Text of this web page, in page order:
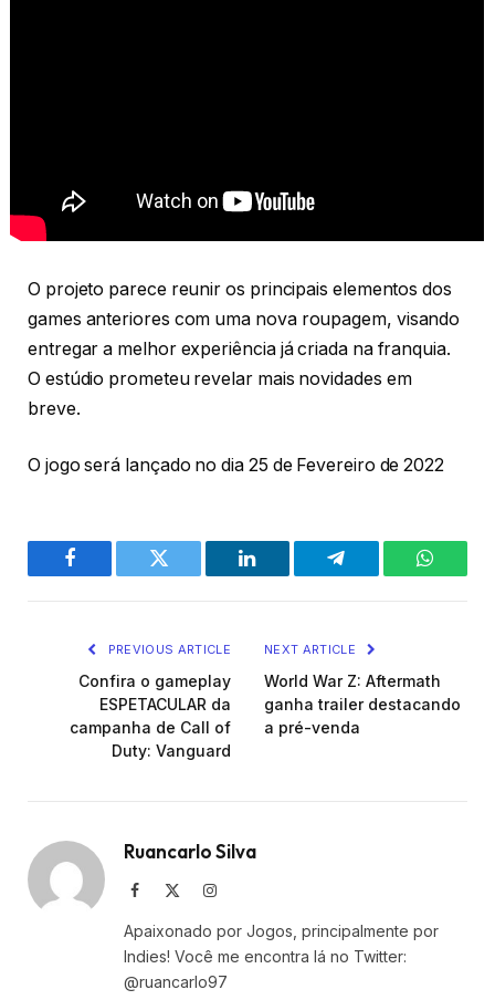
O projeto parece reunir os principais elementos dos
games anteriores com uma nova roupagem, visando
entregar a melhor experiência já criada na franquia.
O estúdio prometeu revelar mais novidades em
breve.
O jogo será lançado no dia 25 de Fevereiro de 2022
Facebook Twitter LinkedIn Telegram
PREVIOUS ARTICLE
Confira o gameplay
ESPETACULAR da
campanha de Call of
Duty: Vanguard
NEXT ARTICLE
World War Z: Aftermath
ganha trailer destacando
a pré-venda
Ruancarlo Silva
Facebook Instagram
Apaixonado por Jogos, principalmente por
Indies! Você me encontra lá no Twitter:
@ruancarlo97